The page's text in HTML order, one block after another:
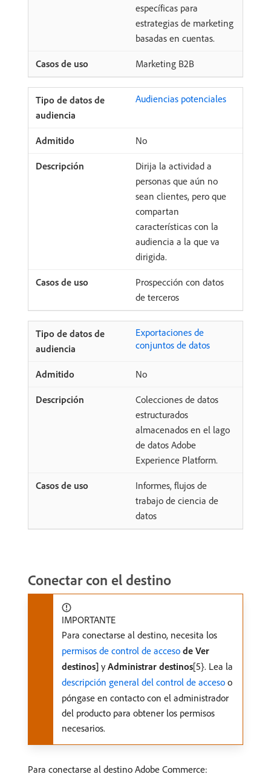
específicas para
estrategias de marketing
basadas en cuentas.
Marketing B2B
Audiencias potenciales
No
Dirija la actividad a
personas que aún no
sean clientes, pero que
compartan
características con la
audiencia a la que va
dirigida.
Prospección con datos
de terceros
Exportaciones de
conjuntos de datos
No
Colecciones de datos
estructurados
almacenados en el lago
de datos Adobe
Experience Platform.
Informes, flujos de
trabajo de ciencia de
datos
Conectar con el destino
IMPORTANTE
Para conectarse al destino, necesita los
permisos de control de acceso de Ver
destinos] yAdministrar destinos[5}. Lea la
descripción general del control de acceso o
póngase en contacto con el administrador
del producto para obtener los permisos
necesarios.
Para conectarse al destino Adobe Commerce: